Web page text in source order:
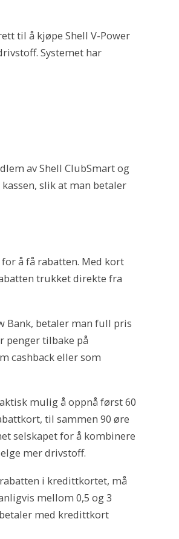
til å kjøpe Shell V-Power
Systemet har
av Shell ClubSmart og
slik at man betaler
å få rabatten. Med kort
trukket direkte fra
Bank, betaler man full pris
penger tilbake på
cashback eller som
mulig å oppnå først 60
til sammen 90 øre
selskapet for å kombinere
mer drivstoff.
i kredittkortet, må
mellom 0,5 og 3
med kredittkort